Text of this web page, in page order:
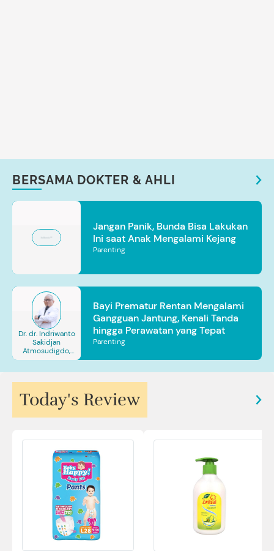
BERSAMA DOKTER & AHLI
Jangan Panik, Bunda Bisa Lakukan
Ini saat Anak Mengalami Kejang
Parenting
Dr. dr. Indriwanto
Sakidjan
Atmosudigdo,
Sp.JP(K). MARS
Bayi Prematur Rentan Mengalami
Gangguan Jantung, Kenali Tanda
hingga Perawatan yang Tepat
Parenting
Today's Review